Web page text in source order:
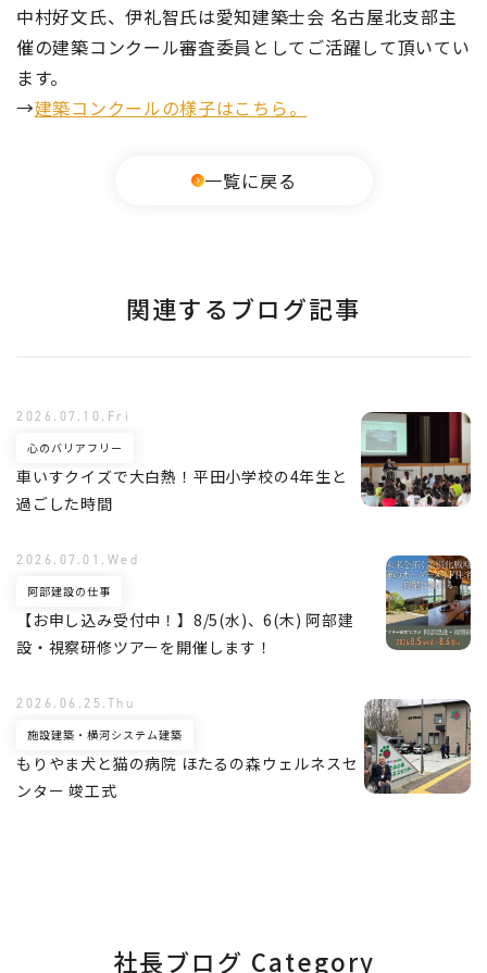
中村好文氏、伊礼智氏は愛知建築士会 名古屋北支部主
催の建築コンクール審査委員としてご活躍して頂いてい
ます。
→建築コンクールの様子はこちら。
一覧に戻る
関連するブログ記事
車いすクイズで大白熱！平田小学校の4年生と
過ごした時間
心のバリアフリー
2026.07.10.Fri
【お申し込み受付中！】8/5(水)、6(木) 阿部建
設・視察研修ツアーを開催します！
阿部建設の仕事
2026.07.01.Wed
もりやま犬と猫の病院 ほたるの森ウェルネスセ
ンター 竣工式
施設建築・横河システム建築
2026.06.25.Thu
社長ブログ Category